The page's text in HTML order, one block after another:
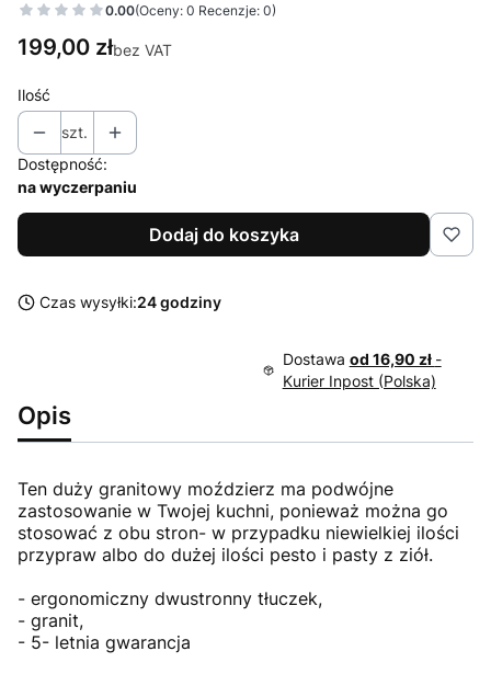
0.00(Oceny: 0 Recenzje: 0)
Cena
199,00 złbez VAT
Ilość
szt.
Dostępność:
na wyczerpaniu
Dodaj do koszyka
Czas wysyłki:24 godziny
Dostawa od 16,90 zł -
Kurier Inpost (Polska)
Opis
Ten duży granitowy moździerz ma podwójne
zastosowanie w Twojej kuchni, ponieważ można go
stosować z obu stron- w przypadku niewielkiej ilości
przypraw albo do dużej ilości pesto i pasty z ziół.
- ergonomiczny dwustronny tłuczek,
- granit,
- 5- letnia gwarancja